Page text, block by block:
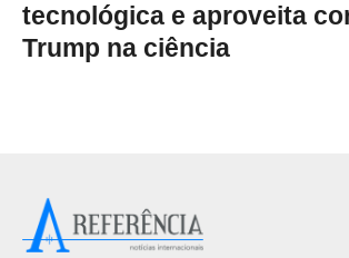
tecnológica e aproveita
Trump na ciência